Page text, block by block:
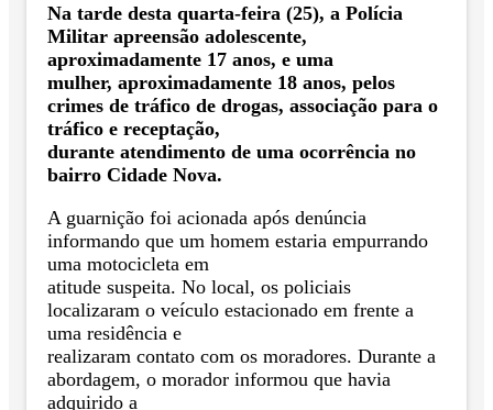
Na tarde desta quarta-feira (25), a Polícia
Militar apreensão adolescente,
aproximadamente 17 anos, e uma
mulher, aproximadamente 18 anos, pelos
crimes de tráfico de drogas, associação para o
tráfico e receptação,
durante atendimento de uma ocorrência no
bairro Cidade Nova.
A guarnição foi acionada após denúncia
informando que um homem estaria empurrando
uma motocicleta em
atitude suspeita. No local, os policiais
localizaram o veículo estacionado em frente a
uma residência e
realizaram contato com os moradores. Durante a
abordagem, o morador informou que havia
adquirido a